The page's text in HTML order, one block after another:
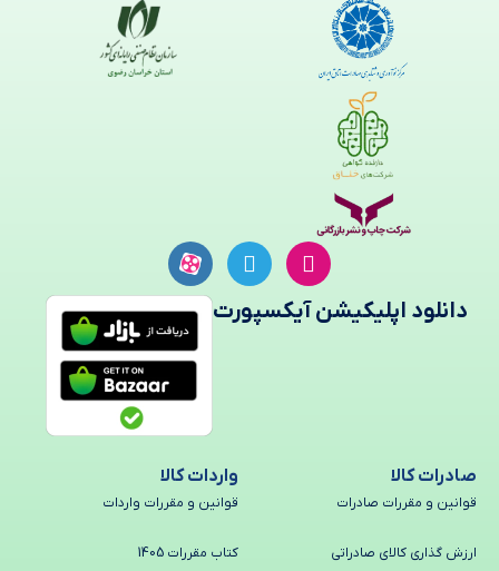
صادرات کالا
قوانین و مقررات صادرات
ارزش گذاری کالای صادراتی
واردات کالا
قوانین و مقررات واردات
کتاب مقررات 1405
دانلود اپلیکیشن آیکسپورت